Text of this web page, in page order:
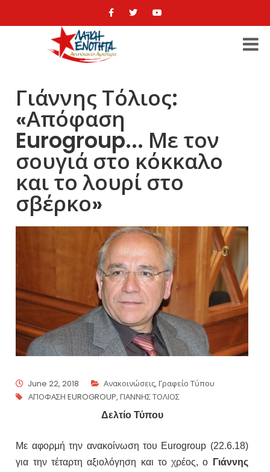
Γιάννης Τόλιος:
«Απόφαση
Eurogroup... Με τον
σουγιά στο κόκκαλο
και το λουρί στο
σβέρκο»
June 22, 2018 Ανακοινώσεις,Γραφείο Τύπου
ΑΠΟΦΑΣΗ EUROGROUP,ΓΙΑΝΝΗΣ ΤΟΛΙΟΣ
Δελτίο Τύπου
Με αφορμή την ανακοίνωση του Eurogroup (22.6.18)
για την τέταρτη αξιολόγηση και το χρέος, ο
Γιάννης